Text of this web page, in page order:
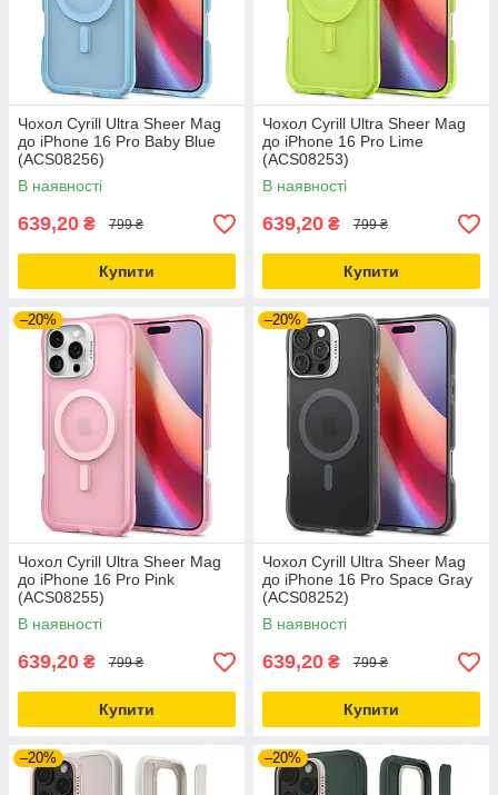
Чохол Cyrill Ultra Sheer Mag
до iPhone 16 Pro Baby Blue
(ACS08256)
В наявності
639,20 ₴ 799 ₴
Купити
Чохол Cyrill Ultra Sheer Mag
до iPhone 16 Pro Lime
(ACS08253)
В наявності
639,20 ₴ 799 ₴
Купити
–20%
Чохол Cyrill Ultra Sheer Mag
до iPhone 16 Pro Pink
(ACS08255)
В наявності
639,20 ₴ 799 ₴
Купити
–20%
Чохол Cyrill Ultra Sheer Mag
до iPhone 16 Pro Space Gray
(ACS08252)
В наявності
639,20 ₴ 799 ₴
Купити
–20% –20%